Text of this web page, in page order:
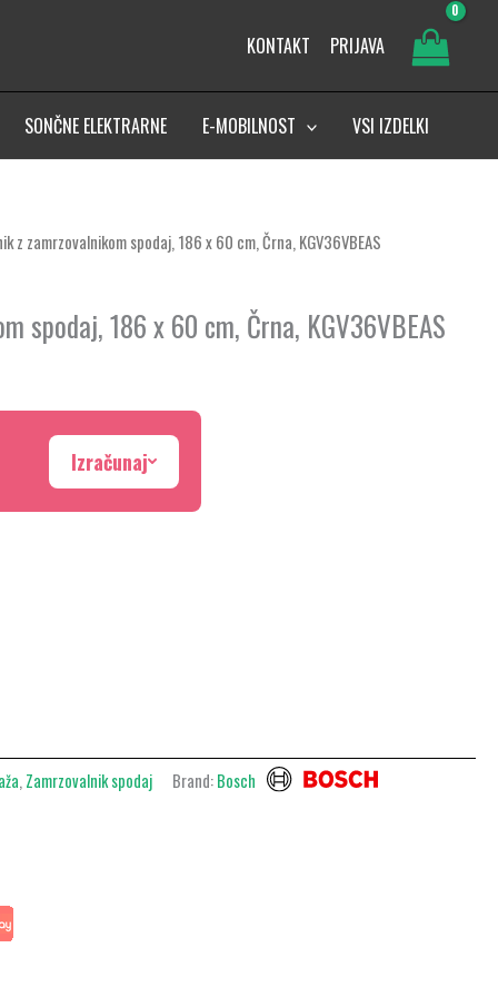
KONTAKT PRIJAVA
SONČNE ELEKTRARNE E-MOBILNOST VSI IZDELKI
zamrzovalnikom spodaj, 186 x 60 cm, Črna, KGV36VBEAS
186 x 60 cm, Črna, KGV36VBEAS
Izračunaj
,Zamrzovalnik spodaj Brand:Bosch